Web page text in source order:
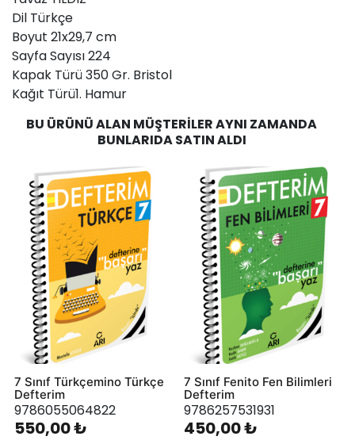
Dil Türkçe
Boyut 21x29,7 cm
Sayfa Sayısı 224
Kapak Türü 350 Gr. Bristol
Kağıt Türü1. Hamur
BU ÜRÜNÜ ALAN MÜŞTERILER AYNI ZAMANDA
BUNLARIDA SATIN ALDI
7 Sınıf Türkçemino Türkçe
Defterim
9786055064822
550,00 ₺
7 Sınıf Fenito Fen Bilimleri
Defterim
9786257531931
450,00 ₺